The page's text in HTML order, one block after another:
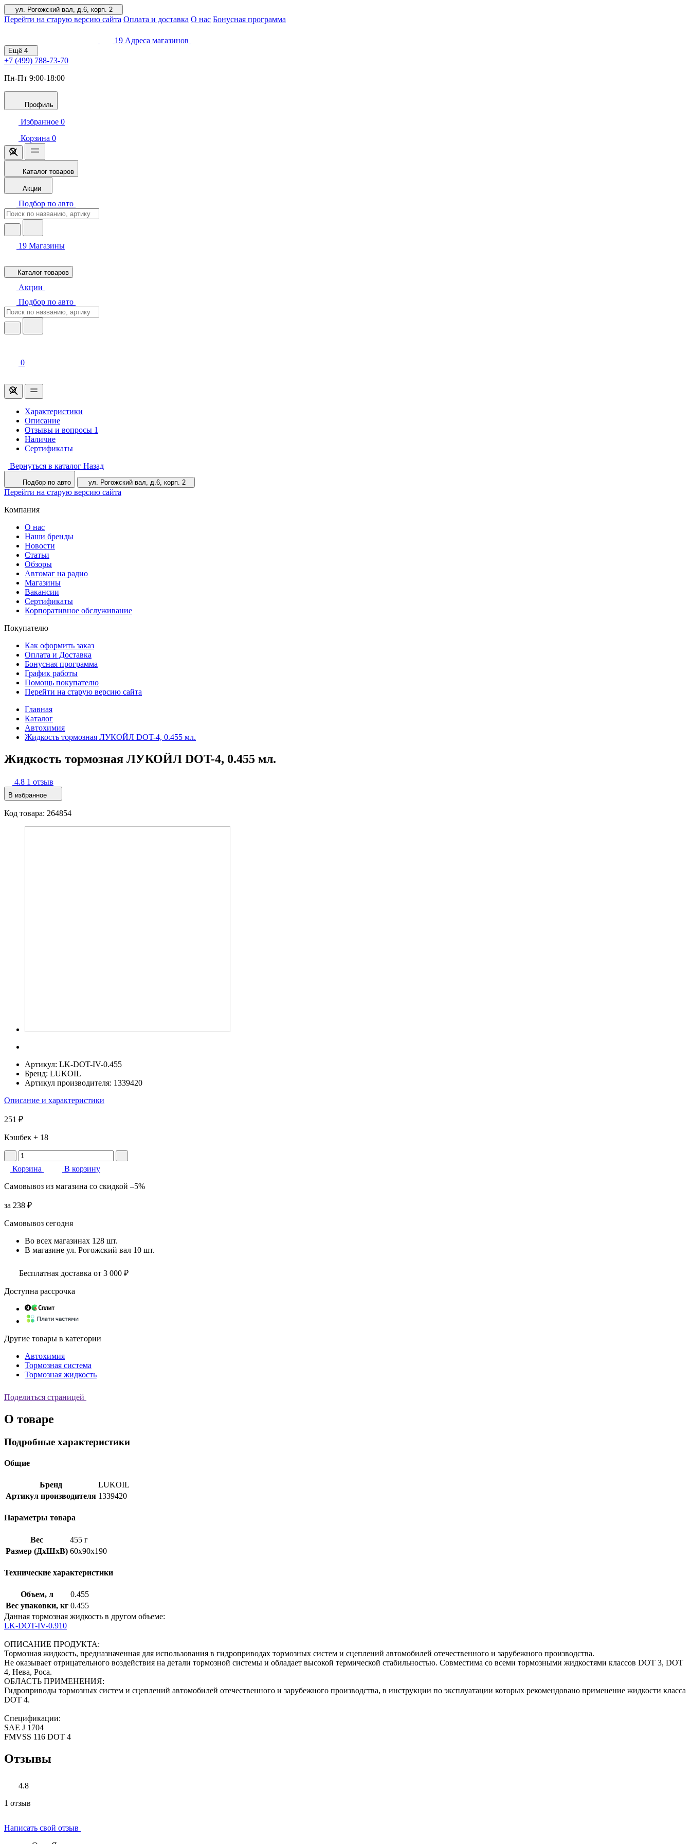
ул. Рогожский вал, д.6, корп. 2
Перейти на старую версию сайта Оплата и доставка О нас Бонусная программа
19 Адреса магазинов
Ещё 4
+7 (499) 788-73-70
Пн-Пт 9:00-18:00
Профиль
Избранное 0
Корзина 0
Каталог товаров
Акции
Подбор по авто
19 Магазины
Каталог товаров
Акции
Подбор по авто
0
Характеристики
Описание
Отзывы и вопросы 1
Наличие
Сертификаты
Вернуться в каталог Назад
Подбор по авто ул. Рогожский вал, д.6, корп. 2
Перейти на старую версию сайта
Компания
О нас
Наши бренды
Новости
Статьи
Обзоры
Автомаг на радио
Магазины
Вакансии
Сертификаты
Корпоративное обслуживание
Покупателю
Как оформить заказ
Оплата и Доставка
Бонусная программа
График работы
Помощь покупателю
Перейти на старую версию сайта
Главная
Каталог
Автохимия
Жидкость тормозная ЛУКОЙЛ DOT-4, 0.455 мл.
Жидкость тормозная ЛУКОЙЛ DOT-4, 0.455 мл.
4.8 1 отзыв
В избранное
Код товара: 264854
Артикул: LK-DOT-IV-0.455
Бренд: LUKOIL
Артикул производителя: 1339420
Описание и характеристики
251 ₽
Кэшбек + 18
Корзина
В корзину
Самовывоз из магазина со скидкой –5%
за 238 ₽
Самовывоз сегодня
Во всех магазинах 128 шт.
В магазине ул. Рогожский вал 10 шт.
Бесплатная доставка от 3 000 ₽
Доступна рассрочка
Другие товары в категории
Автохимия
Тормозная система
Тормозная жидкость
Поделиться страницей
О товаре
Подробные характеристики
Общие
Бренд
LUKOIL
Артикул производителя 1339420
Параметры товара
Вес
455 г
Размер (ДхШхВ) 60x90x190
Технические характеристики
Объем, л
0.455
Вес упаковки, кг 0.455
Данная тормозная жидкость в другом объеме:
LK-DOT-IV-0.910
ОПИСАНИЕ ПРОДУКТА:
Тормозная жидкость, предназначенная для использования в гидроприводах тормозных систем и ‎сцеплений автомобилей отечественного и зарубежного производства.
Не оказывает отрицательного воздействия на детали тормозной системы и обладает высокой ‎термической стабильностью. Совместима со всеми тормозными жидкостями классов DOT 3, DOT
4, ‎Нева, Роса.
ОБЛАСТЬ ПРИМЕНЕНИЯ:
Гидроприводы тормозных систем и сцеплений автомобилей отечественного и зарубежного ‎производства, в инструкции по эксплуатации которых рекомендовано применение жидкости ‎класса
DOT 4.
Спецификации:
SAE J 1704
FMVSS 116 DOT 4
Отзывы
4.8
1 отзыв
Написать свой отзыв